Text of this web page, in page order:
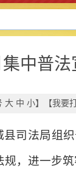
中普法
大 中 小】【我要
司法局组
，进一步筑